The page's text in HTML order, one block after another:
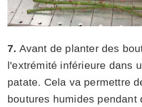
7. Avant de planter des
l'extrémité inférieure dans
patate. Cela va permettre
boutures humides pendant